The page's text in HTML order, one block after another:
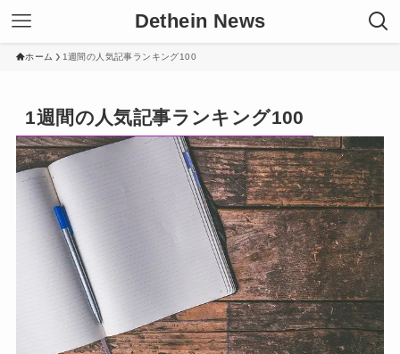
Dethein News
ホーム 1週間の人気記事ランキング100
1週間の人気記事ランキング100